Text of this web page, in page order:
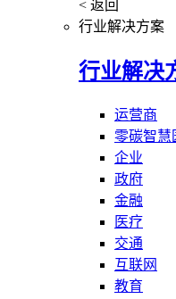
< 返回
行业解决方案
行业解决
运营商
零碳智慧
企业
政府
金融
医疗
交通
互联网
教育